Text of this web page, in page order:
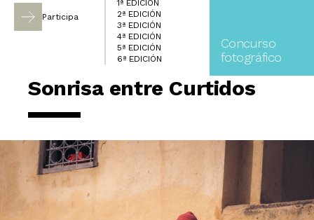
Participa
1ª EDICIÓN
2ª EDICIÓN
3ª EDICIÓN
4ª EDICIÓN
5ª EDICIÓN
6ª EDICIÓN
Concurso
fotográfico
Sonrisa entre Curtidos